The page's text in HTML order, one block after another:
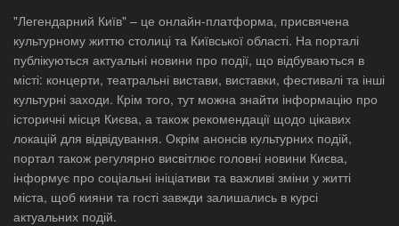
"Легендарний Київ" – це онлайн-платформа, присвячена
культурному життю столиці та Київської області. На порталі
публікуються актуальні новини про події, що відбуваються в
місті: концерти, театральні вистави, виставки, фестивалі та інші
культурні заходи. Крім того, тут можна знайти інформацію про
історичні місця Києва, а також рекомендації щодо цікавих
локацій для відвідування. Окрім анонсів культурних подій,
портал також регулярно висвітлює головні новини Києва,
інформує про соціальні ініціативи та важливі зміни у житті
міста, щоб кияни та гості завжди залишались в курсі
актуальних подій.